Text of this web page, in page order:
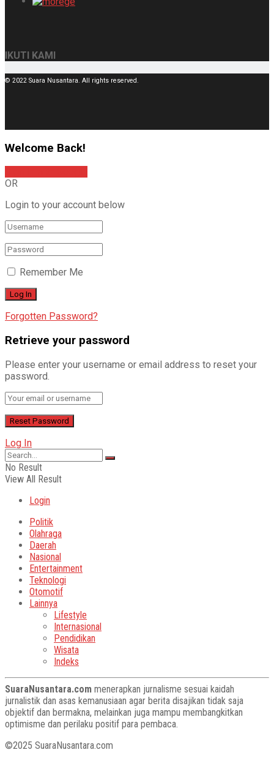
IKUTI KAMI
© 2022 Suara Nusantara. All rights reserved.
Welcome Back!
OR
Login to your account below
Remember Me
Forgotten Password?
Retrieve your password
Please enter your username or email address to reset your
password.
Log In
No Result
View All Result
Login
Politik
Olahraga
Daerah
Nasional
Entertainment
Teknologi
Otomotif
Lainnya
Lifestyle
Internasional
Pendidikan
Wisata
Indeks
SuaraNusantara.com menerapkan jurnalisme sesuai kaidah
jurnalistik dan asas kemanusiaan agar berita disajikan tidak saja
objektif dan bermakna, melainkan juga mampu membangkitkan
optimisme dan perilaku positif para pembaca.
©2025 SuaraNusantara.com